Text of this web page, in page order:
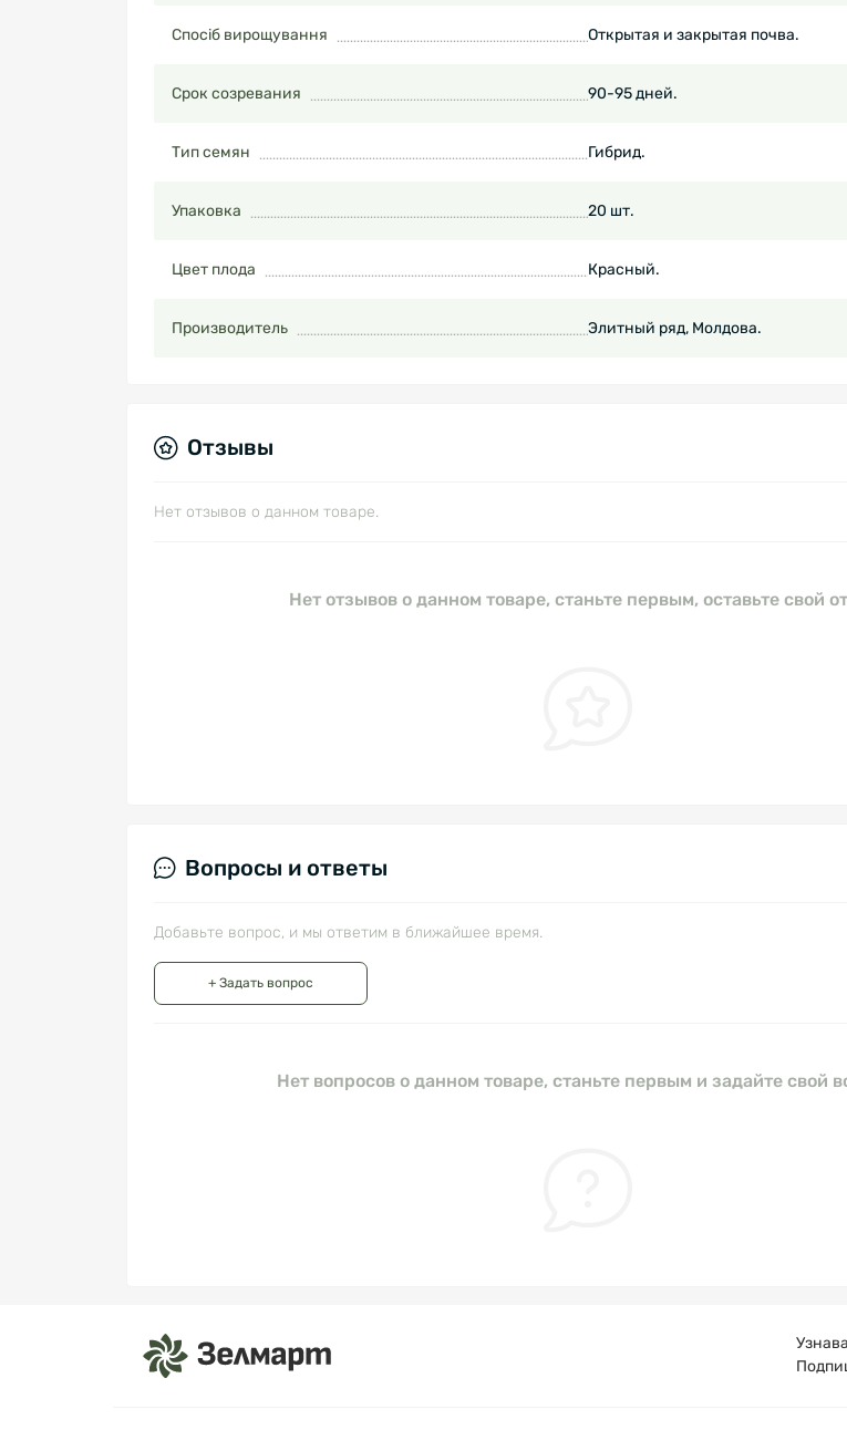
Спосіб вирощування Открытая и закрытая почва.
Срок созревания 90-95 дней.
Тип семян Гибрид.
Упаковка 20 шт.
Цвет плода Красный.
Производитель Элитный ряд, Молдова.
Отзывы
Нет отзывов о данном товаре.
Нет отзывов о данном товаре, станьте первым, оставьте свой
Вопросы и ответы
Добавьте вопрос, и мы ответим в ближайшее время.
+ Задать вопрос
Нет вопросов о данном товаре, станьте первым и задайте свой